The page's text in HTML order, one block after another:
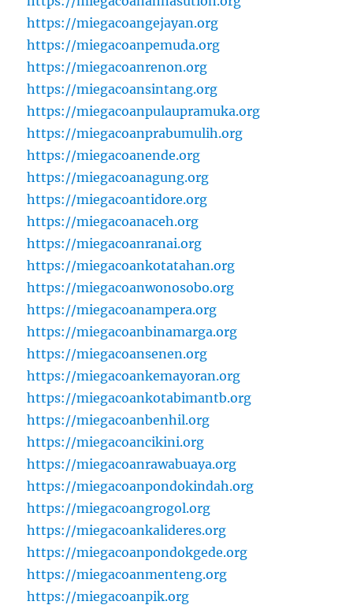
https://miegacoangejayan.org
https://miegacoanpemuda.org
https://miegacoanrenon.org
https://miegacoansintang.org
https://miegacoanpulaupramuka.org
https://miegacoanprabumulih.org
https://miegacoanende.org
https://miegacoanagung.org
https://miegacoantidore.org
https://miegacoanaceh.org
https://miegacoanranai.org
https://miegacoankotatahan.org
https://miegacoanwonosobo.org
https://miegacoanampera.org
https://miegacoanbinamarga.org
https://miegacoansenen.org
https://miegacoankemayoran.org
https://miegacoankotabimantb.org
https://miegacoanbenhil.org
https://miegacoancikini.org
https://miegacoanrawabuaya.org
https://miegacoanpondokindah.org
https://miegacoangrogol.org
https://miegacoankalideres.org
https://miegacoanpondokgede.org
https://miegacoanmenteng.org
https://miegacoanpik.org